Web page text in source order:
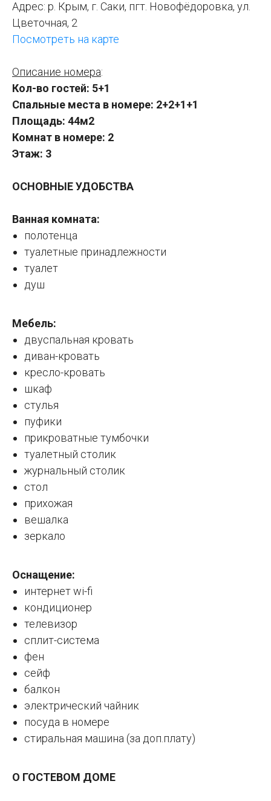
Адрес: р. Крым, г. Саки, пгт. Новофёдоровка, ул.
Цветочная, 2
Посмотреть на карте
Описание номера:
Кол-во гостей: 5+1
Спальные места в номере: 2+2+1+1
Площадь: 44м2
Комнат в номере: 2
Этаж: 3
ОСНОВНЫЕ УДОБСТВА
Ванная комната:
полотенца
туалетные принадлежности
туалет
душ
Мебель:
двуспальная кровать
диван-кровать
кресло-кровать
шкаф
стулья
пуфики
прикроватные тумбочки
туалетный столик
журнальный столик
стол
прихожая
вешалка
зеркало
Оснащение:
интернет wi-fi
кондиционер
телевизор
сплит-система
фен
сейф
балкон
электрический чайник
посуда в номере
стиральная машина (за доп.плату)
О ГОСТЕВОМ ДОМЕ